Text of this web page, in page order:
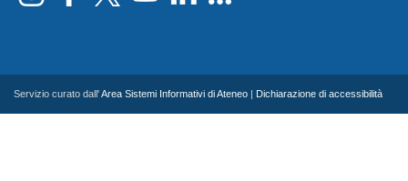
Servizio curato dall'Area Sistemi Informativi di Ateneo Dichiarazione di accessibilità